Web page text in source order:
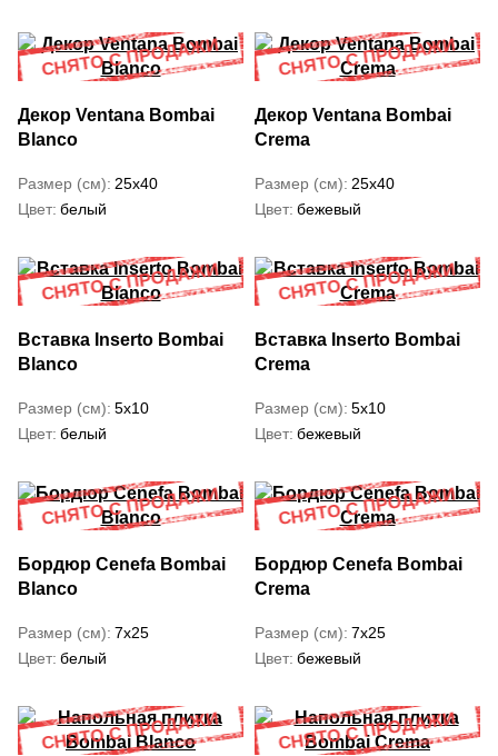
Декор Ventana Bombai
Blanco
Размер (см) 25x40
Цвет белый
Декор Ventana Bombai
Crema
Размер (см) 25x40
Цвет бежевый
Вставка Inserto Bombai
Blanco
Размер (см) 5x10
Цвет белый
Вставка Inserto Bombai
Crema
Размер (см) 5x10
Цвет бежевый
Бордюр Cenefa Bombai
Blanco
Размер (см) 7x25
Цвет белый
Бордюр Cenefa Bombai
Crema
Размер (см) 7x25
Цвет бежевый